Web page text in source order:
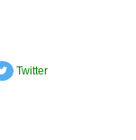
Twitter